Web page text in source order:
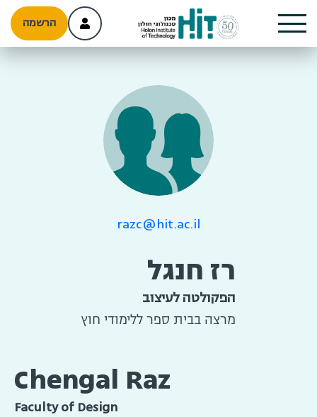
הרשמה
razc@hit.ac.il
רז חנגל
הפקולטה לעיצוב
מרצה בבית ספר ללימודי חוץ
Chengal Raz
Faculty of Design